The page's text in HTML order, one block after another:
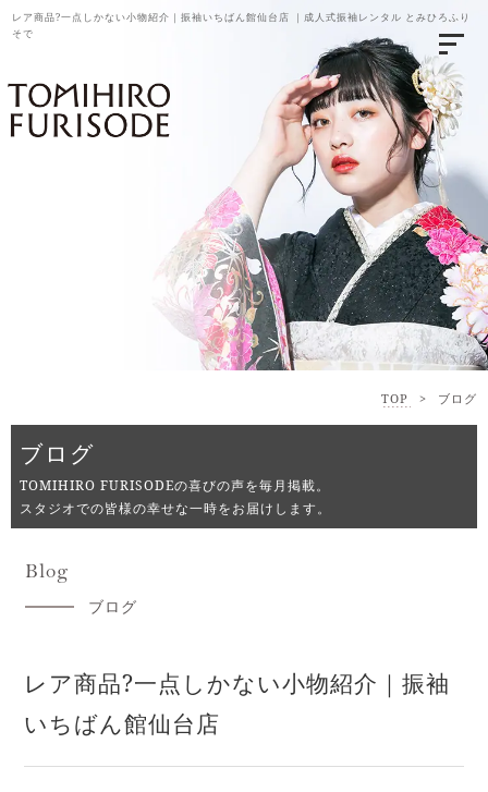
レア商品?一点しかない小物紹介｜振袖いちばん館仙台店 ｜成人式振袖レンタル とみひろふり
そで
ブログ
TOMIHIRO FURISODEの喜びの声を毎月掲載。
スタジオでの皆様の幸せな一時をお届けします。
TOP > ブログ
Blog
ブログ
レア商品?一点しかない小物紹介｜振袖
いちばん館仙台店